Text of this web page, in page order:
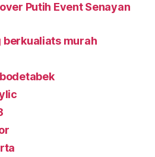
Putih Event Senayan
berkualiats murah